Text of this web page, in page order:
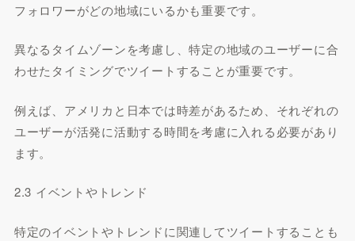
フォロワーがどの地域にいるかも重要です。
異なるタイムゾーンを考慮し、特定の地域のユーザーに合
わせたタイミングでツイートすることが重要です。
例えば、アメリカと日本では時差があるため、それぞれの
ユーザーが活発に活動する時間を考慮に入れる必要があり
ます。
2.3 イベントやトレンド
特定のイベントやトレンドに関連してツイートすることも